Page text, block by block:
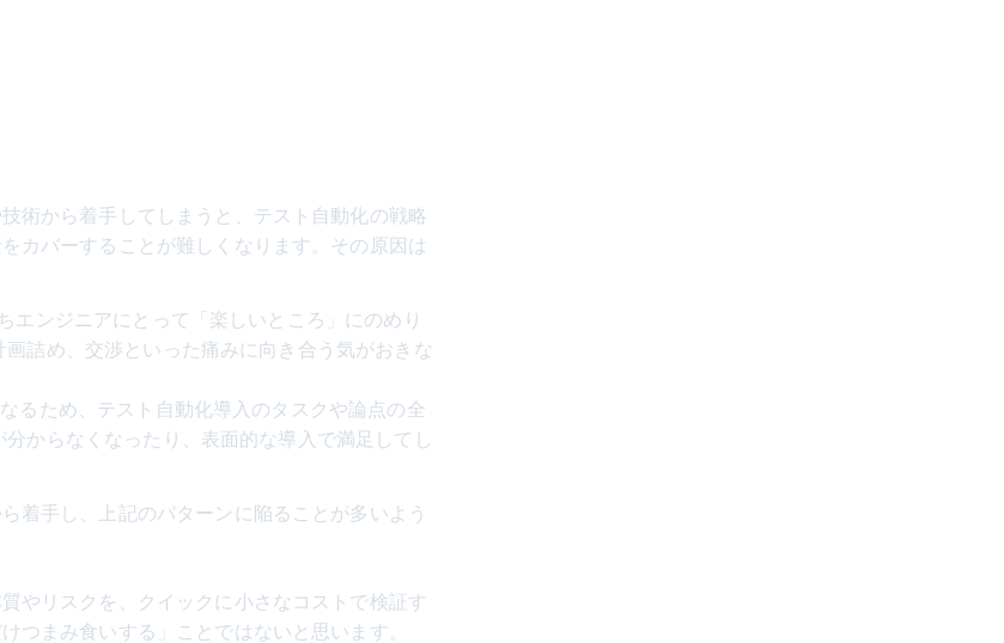
術から着手してしまうと、テスト自動化の戦略
カバーすることが難しくなります。その原因は
エンジニアにとって「楽しいところ」にのめり
詰め、交渉といった痛みに向き合う気がおきな
るため、テスト自動化導入のタスクや論点の全
からなくなったり、表面的な導入で満足してし
着手し、上記のパターンに陥ることが多いよう
やリスクを、クイックに小さなコストで検証す
つまみ食いする」ことではないと思います。